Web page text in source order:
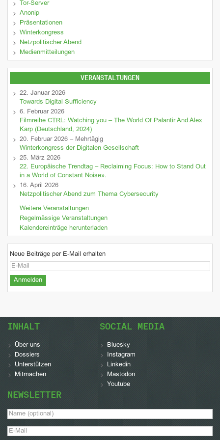
Tor-Server
Anonip
Präsentationen
Winterkongress
Netzpolitischer Abend
Medienmitteilungen
VERANSTALTUNGEN
22. Januar 2026
Towards Digital Sufficiency
6. Februar 2026
Filmreihe CTRL: Watching you – The World Of Palantir And Alex
Karp (Deutschland, 2024)
20. Februar 2026 – Mehrtägig
Winterkongress der Digitalen Gesellschaft
25. März 2026
22. Europäische Trendtag – Reclaiming Focus: How to Stand Out
in a World of Constant Noise».
16. April 2026
Netzpolitischer Abend zum Thema Cybersecurity
Weitere Veranstaltungen
Regelmässige Veranstaltungen
Kalendereinträge herunterladen
Neue Beiträge per E-Mail erhalten
INHALT
Über uns
Dossiers
Unterstützen
Mitmachen
SOCIAL MEDIA
Bluesky
Instagram
Linkedin
Mastodon
Youtube
NEWSLETTER